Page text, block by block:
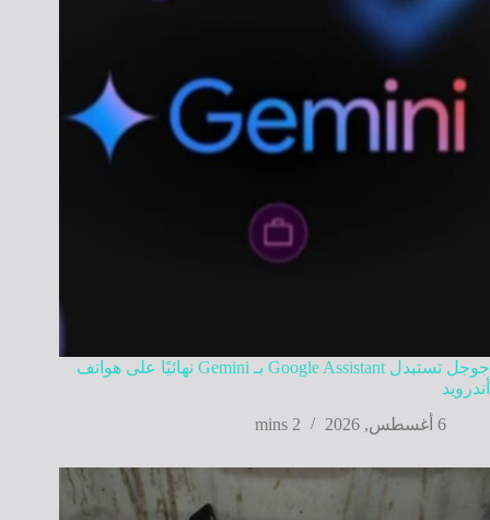
جوجل تستبدل Google Assistant بـ Gemini نهائيًا على هواتف
أندرويد
6 أغسطس, 2026
2 mins